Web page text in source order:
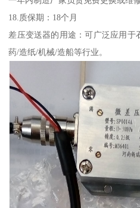
18.质保期：18个月
差压变送器的用途：可广泛应用于
药/造纸/机械/造船等行业。